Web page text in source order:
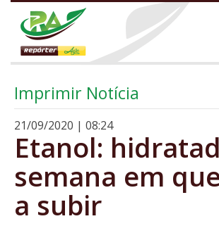
Imprimir Notícia
21/09/2020 | 08:24
Etanol:
semana em
a subir